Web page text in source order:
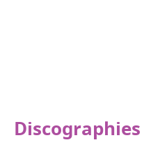
Discographies